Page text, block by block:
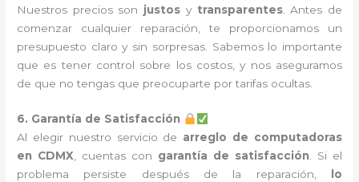
Nuestros precios son justos y transparentes. Antes de
comenzar cualquier reparación, te proporcionamos un
presupuesto claro y sin sorpresas. Sabemos lo importante
que es tener control sobre los costos, y nos aseguramos
de que no tengas que preocuparte por tarifas ocultas.
6. Garantía de Satisfacción
Al elegir nuestro servicio de arreglo de computadoras
en CDMX, cuentas con garantía de satisfacción. Si el
problema persiste después de la reparación,
lo